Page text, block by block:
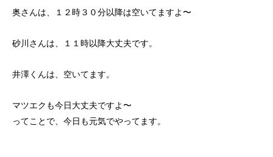
奥さんは、１２時３０分以降は空いてますよ〜
砂川さんは、１１時以降大丈夫です。
井澤くんは、空いてます。
マツエクも今日大丈夫ですよ〜
ってことで、今日も元気でやってます。